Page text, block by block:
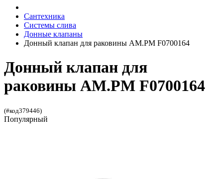
Сантехника
Системы слива
Донные клапаны
Донный клапан для раковины AM.PM F0700164
Донный клапан для
раковины AM.PM F0700164
(#код379446)
Популярный